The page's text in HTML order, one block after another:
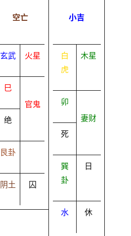
空亡
玄武 火星
巳
绝
官鬼
艮卦
阴土 囚
小吉
白
虎
木星
卯
死
妻财
巽
卦
日
水 休